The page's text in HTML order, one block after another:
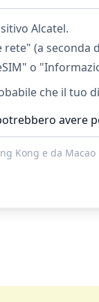
Alcatel.
(a seconda
o
che il tuo
avere
Kong e da